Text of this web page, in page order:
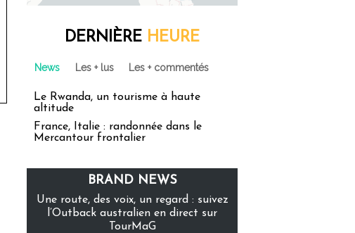
DERNIÈRE HEURE
News Les + lus Les + commentés
Le Rwanda, un tourisme à haute
altitude
France, Italie : randonnée dans le
Mercantour frontalier
BRAND NEWS
Une route, des voix, un regard : suivez
l’Outback australien en direct sur
TourMaG